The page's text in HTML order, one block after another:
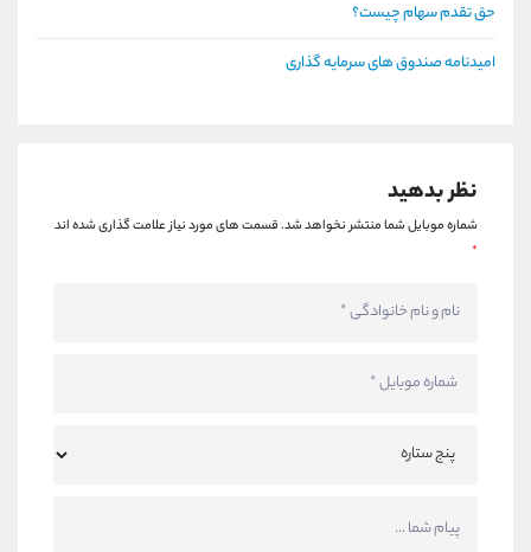
حق تقدم سهام چیست؟
امیدنامه صندوق های سرمایه گذاری
نظر بدهید
شماره موبایل شما منتشر نخواهد شد.قسمت های مورد نیاز علامت گذاری شده اند
*